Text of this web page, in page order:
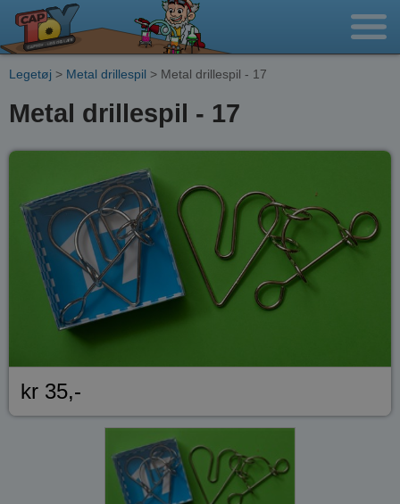
Legetøj > Metal drillespil > Metal drillespil - 17
Metal drillespil - 17
kr 35,-